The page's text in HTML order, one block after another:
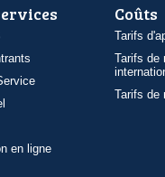
en ligne
Coûts
Tarifs
Tarifs de
Tarifs de